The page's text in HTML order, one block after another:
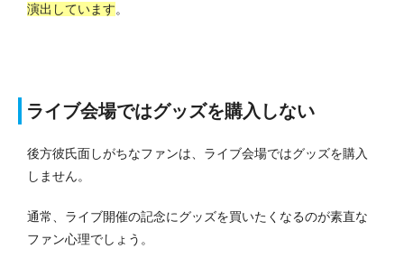
演出しています。
ライブ会場ではグッズを購入しない
後方彼氏面しがちなファンは、ライブ会場ではグッズを購入
しません。
通常、ライブ開催の記念にグッズを買いたくなるのが素直な
ファン心理でしょう。